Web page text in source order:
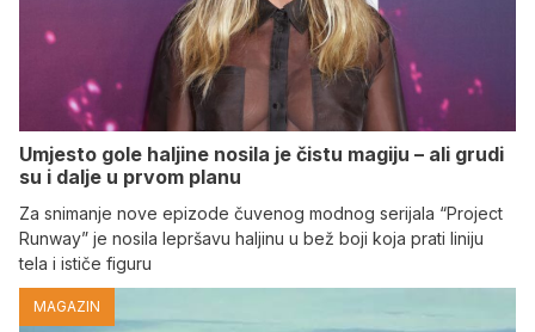
Umjesto gole haljine nosila je čistu magiju – ali grudi
su i dalje u prvom planu
Za snimanje nove epizode čuvenog modnog serijala “Project
Runway” je nosila lepršavu haljinu u bež boji koja prati liniju
tela i ističe figuru
MAGAZIN